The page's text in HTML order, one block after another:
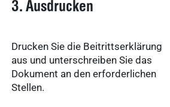
3. Ausdrucken
Drucken Sie die Beitrittserklärung
aus und unterschreiben Sie das
Dokument an den erforderlichen
Stellen.